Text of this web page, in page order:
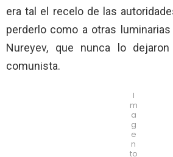
era tal el recelo de las
perderlo como a otras
Nureyev, que nunca lo
comunista.
I
m
a
g
e
n
to